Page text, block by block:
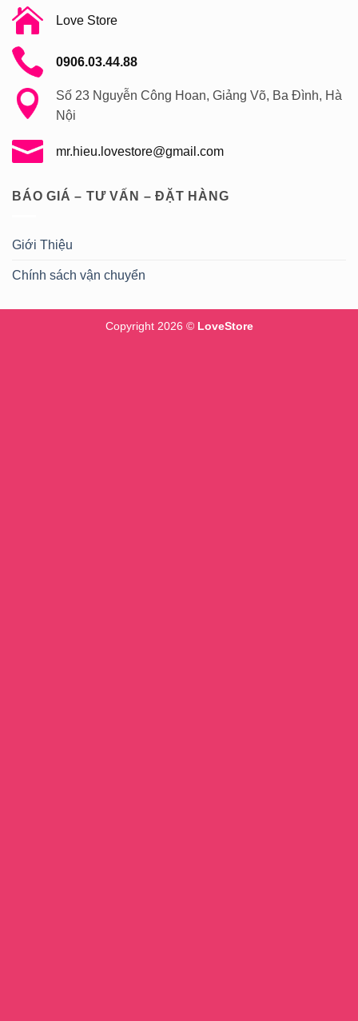
Love Store
0906.03.44.88
Số 23 Nguyễn Công Hoan, Giảng Võ, Ba Đình, Hà
Nội
mr.hieu.lovestore@gmail.com
BÁO GIÁ – TƯ VẤN – ĐẶT HÀNG
Giới Thiệu
Chính sách vận chuyển
Copyright 2026 © LoveStore